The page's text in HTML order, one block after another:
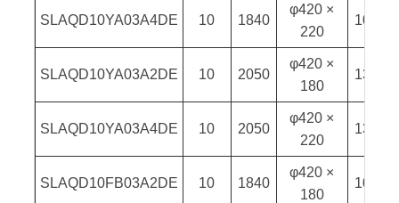
SLAQD10YA03A4DE 10 1840
φ420 ×
220
1000
SLAQD10YA03A2DE 10 2050
φ420 ×
180
1300
SLAQD10YA03A4DE 10 2050
φ420 ×
220
1300
SLAQD10FB03A2DE 10 1840
φ420 ×
180
1000